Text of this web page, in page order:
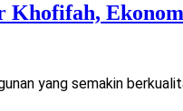
yang semakin